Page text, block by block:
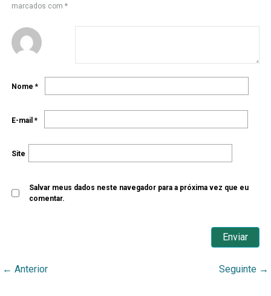
marcados com *
Nome *
E-mail *
Site
Salvar meus dados neste navegador para a próxima vez que eu
comentar.
← Anterior Seguinte →